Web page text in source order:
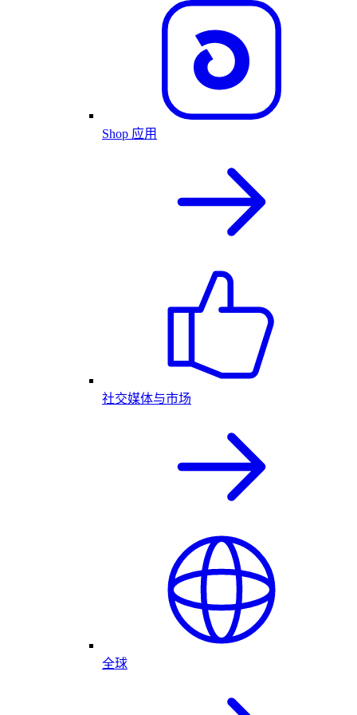
Shop 应用
社交媒体与市场
全球